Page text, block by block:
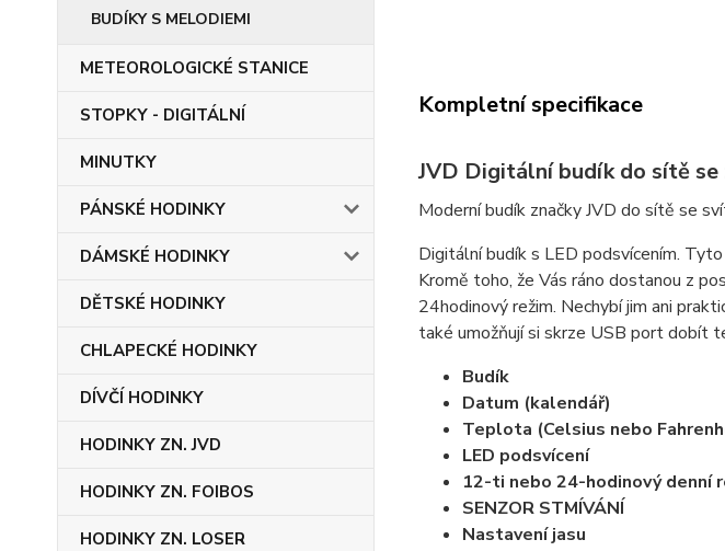
BUDÍKY S MELODIEMI
METEOROLOGICKÉ STANICE
STOPKY - DIGITÁLNÍ
MINUTKY
PÁNSKÉ HODINKY
DÁMSKÉ HODINKY
DĚTSKÉ HODINKY
CHLAPECKÉ HODINKY
DÍVČÍ HODINKY
HODINKY ZN. JVD
HODINKY ZN. FOIBOS
HODINKY ZN. LOSER
Kompletní specifikace
JVD Digitální budík do sítě
Moderní budík značky JVD do sítě se
Digitální budík s LED podsvícením.
Kromě toho, že Vás ráno dostanou z
24hodinový režim. Nechybí jim ani
také umožňují si skrze USB port dobít
Budík
Datum (kalendář)
Teplota (Celsius nebo
LED podsvícení
12-ti nebo 24-hodinový denní
SENZOR STMÍVÁNÍ
Nastavení jasu